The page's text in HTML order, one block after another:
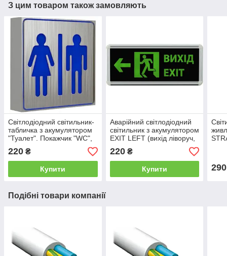
З цим товаром також замовляють
Світлодіодний світильник-
табличка з акумулятором
"Туалет". Покажчик "WC",
LED-NGS-35 1 W (вт)
NIGAS
220 ₴
Купити
Аварійний світлодіодний
світильник з акумулятором
EXIT LEFT (вихід ліворуч,
настінний), LED-NGS-38 3
W (вт) NIGAS
220₴
Купити 290
Подібні товари компанії